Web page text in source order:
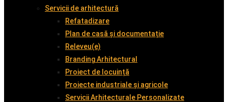
Servicii de arhitectură
Refatadizare
Plan de casă și documentație
Releveu(e)
Branding Arhitectural
Proiect de locuință
Proiecte industriale și agricole
Servicii Arhitecturale Personalizate